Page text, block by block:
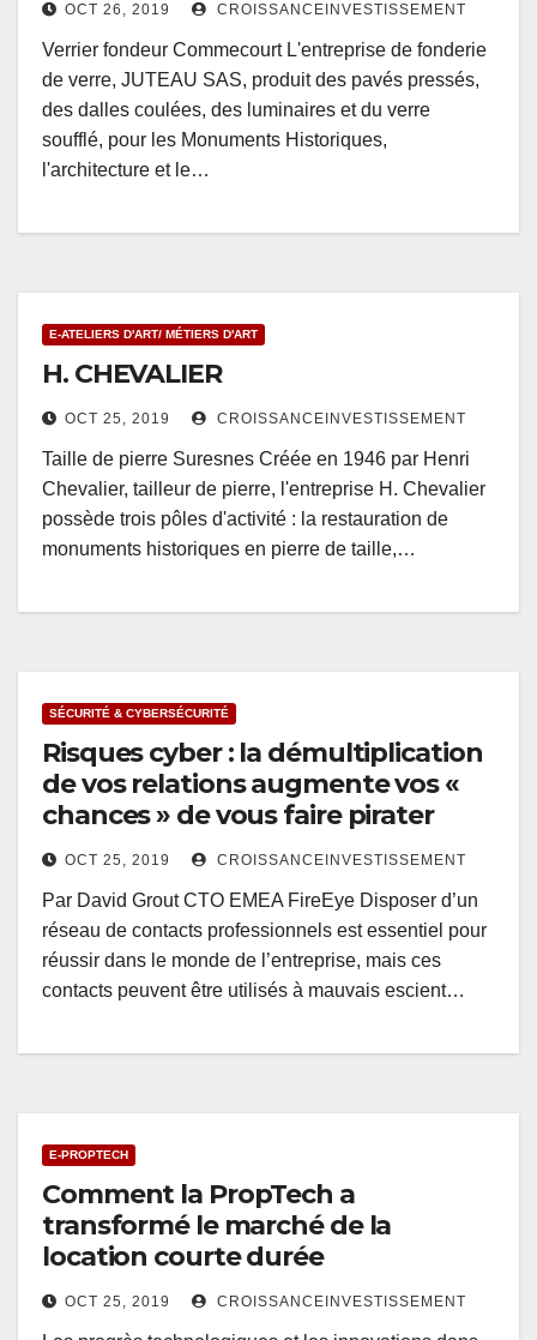
OCT 26, 2019 CROISSANCEINVESTISSEMENT
Verrier fondeur Commecourt L'entreprise de fonderie
de verre, JUTEAU SAS, produit des pavés pressés,
des dalles coulées, des luminaires et du verre
soufflé, pour les Monuments Historiques,
l'architecture et le…
E-ATELIERS D'ART/ MÉTIERS D'ART
H. CHEVALIER
OCT 25, 2019 CROISSANCEINVESTISSEMENT
Taille de pierre Suresnes Créée en 1946 par Henri
Chevalier, tailleur de pierre, l'entreprise H. Chevalier
possède trois pôles d'activité : la restauration de
monuments historiques en pierre de taille,…
SÉCURITÉ & CYBERSÉCURITÉ
Risques cyber : la démultiplication
de vos relations augmente vos «
chances » de vous faire pirater
OCT 25, 2019 CROISSANCEINVESTISSEMENT
Par David Grout CTO EMEA FireEye Disposer d’un
réseau de contacts professionnels est essentiel pour
réussir dans le monde de l’entreprise, mais ces
contacts peuvent être utilisés à mauvais escient…
E-PROPTECH
Comment la PropTech a
transformé le marché de la
location courte durée
OCT 25, 2019 CROISSANCEINVESTISSEMENT